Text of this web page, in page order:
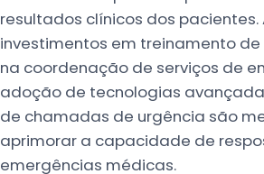
resultados clínicos dos pacientes.
investimentos em treinamento de
na coordenação de serviços de
adoção de tecnologias
de chamadas de urgência são
aprimorar a capacidade de
emergências médicas.